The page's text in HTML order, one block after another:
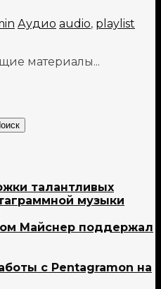
Аудио audio, playlist
материалы...
талантливых
музыки
Майснер поддержал
с Pentagramon на